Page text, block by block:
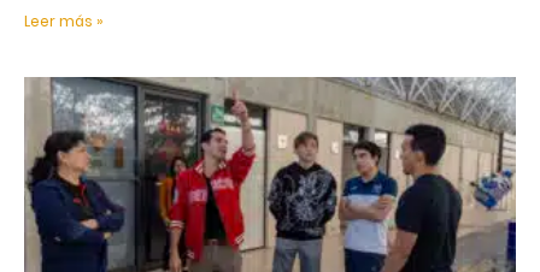
Leer más »